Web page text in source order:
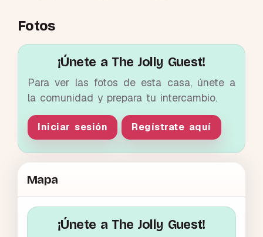
Fotos
¡Únete a The Jolly Guest!
Para ver las fotos de esta casa, únete a
la comunidad y prepara tu intercambio.
Iniciar sesión Regístrate aquí
Mapa
¡Únete a The Jolly Guest!